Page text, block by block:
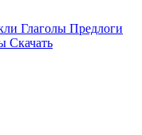
Глаголы Предлоги
Скачать